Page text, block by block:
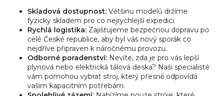
Skladová dostupnost: Většinu modelů držíme
fyzicky skladem pro co nejrychlejší expedici.
Rychlá logistika: Zajišťujeme bezpečnou dopravu po
celé České republice, aby byl váš nový sporák co
nejdříve připraven k náročnému provozu.
Odborné poradenství: Nevíte, zda je pro vás lepší
plynová nebo elektrická tálová deska? Naši specialisté
vám pomohou vybrat stroj, který přesně odpovídá
vašim kapacitním potřebám.